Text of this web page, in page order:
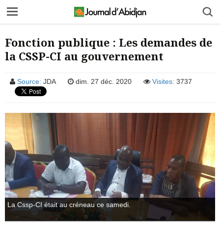
Fonction publique : Les demandes de
la CSSP-CI au gouvernement
Source: JDA dim. 27 déc. 2020 Visites: 3737
La Cssp-CI était au créneau ce samedi.